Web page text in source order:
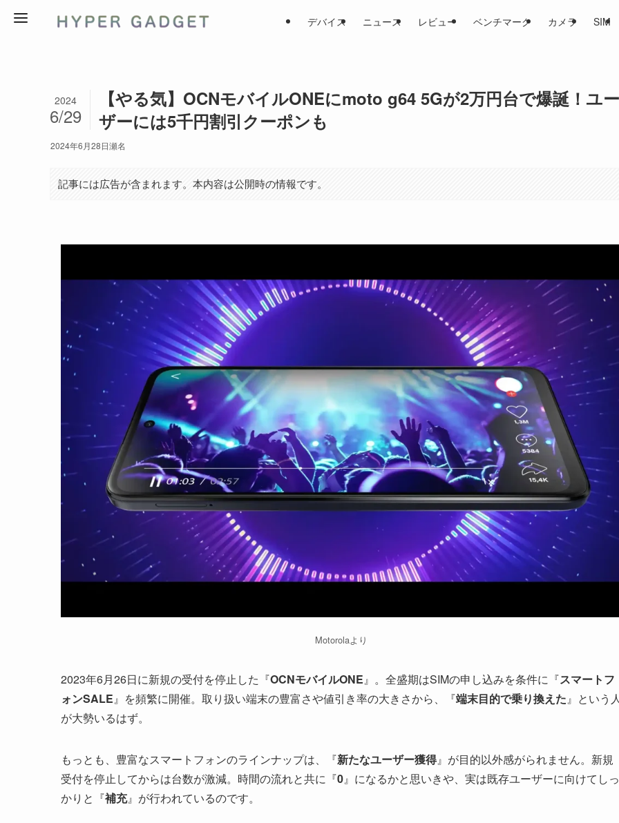
デバイス ニュース レビュー ベンチマーク カメラ SIM
【やる気】OCNモバイルONEにmoto g64 5Gが2万円台で爆誕！ユー
ザーには5千円割引クーポンも
2024
6/29
2024年6月28日瀬名
記事には広告が含まれます。本内容は公開時の情報です。
Motorolaより
2023年6月26日に新規の受付を停止した『OCNモバイルONE』。全盛期はSIMの申し込みを条件に『スマートフ
ォンSALE』を頻繁に開催。取り扱い端末の豊富さや値引き率の大きさから、『端末目的で乗り換えた』という
が大勢いるはず。
もっとも、豊富なスマートフォンのラインナップは、『新たなユーザー獲得』が目的以外感がられません。新規
受付を停止してからは台数が激減。時間の流れと共に『0』になるかと思いきや、実は既存ユーザーに向けてしっ
かりと『補充』が行われているのです。